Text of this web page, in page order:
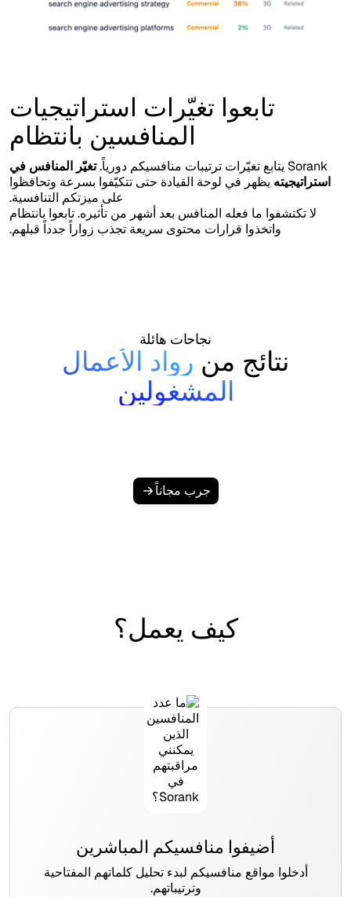
تابعوا تغيّرات استراتيجيات
المنافسين بانتظام
Sorank يتابع تغيّرات ترتيبات منافسيكم دورياً.
تغيّر المنافس في
استراتيجيته يظهر في لوحة القيادة حتى تتكيّفوا بسرعة وتحافظوا
على ميزتكم التنافسية.
لا تكتشفوا ما فعله المنافس بعد أشهر من تأثيره. تابعوا بانتظام
واتخذوا قرارات محتوى سريعة تجذب زواراً جدداً قبلهم.
نجاحات هائلة
نتائج من رواد الأعمال
المشغولين
جرب مجاناً
كيف يعمل؟
أضيفوا منافسيكم المباشرين
أدخلوا مواقع منافسيكم لبدء تحليل كلماتهم المفتاحية
وترتيباتهم.